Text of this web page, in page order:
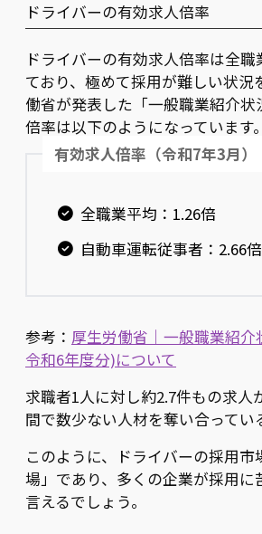
ドライバーの有効求人倍率
ドライバーの有効求人倍率は全
ており、極めて採用が難しい状況
働省が発表した「一般職業紹介
倍率は以下のようになっています。
有効求人倍率（令和7年3月）
全職業平均：1.26倍
自動車運転従事者：2.66倍
参考： 厚生労働省｜一般職業紹
令和6年度分)について
求職者1人に対し約2.7件もの求人
間で数少ない人材を奪い合ってい
このように、ドライバーの採用
場」であり、多くの企業が採用
言えるでしょう。